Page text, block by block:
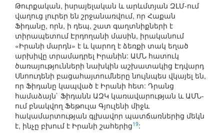
Թուրքական, իսրայելական և արևմտյան ԶԼՄ-ում
վաղուց լուրեր են շրջանառվում, որ Հաքան
Ֆիդանը, որն, ի դեպ, շատ գաղտնիքների է
տիրապետում Էրդողանի մասին, իրականում
«Իրանի մարդն» է և կարող է ձեռքի տակ եղած
արխիվը տրամադրել Իրանին: ԱՄՆ հատուկ
ծառայությունների նախկին աշխատակից Էդվարդ
Սնոուդենի բացահայտումները նույնպես վկայել են,
որ Ֆիդանը կապված է Իրանի հետ: Դրանց
համաձայն` Ֆիդանն ԱԶԿ կառավարության և ԱՄՆ-
ում բնակվող Ֆեթուլա Գյուլենի միջև
հակամարտության գլխավոր պատճառներից մեկն
է, ինչը բխում է Իրանի շահերից19: